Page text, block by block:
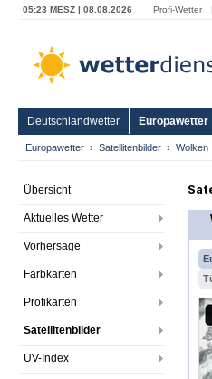
05:23 MESZ | 08.08.2026 Profi-Wetter
Deutschlandwetter Europawetter
Europawetter Satellitenbilder Wolken
Übersicht
Aktuelles Wetter
Vorhersage
Farbkarten
Profikarten
Satellitenbilder
UV-Index